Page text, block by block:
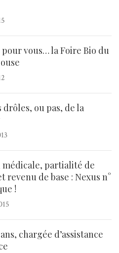
pour vous… la Foire Bio du
ou pas, de la
partialité de
revenu de base : Nexus n°
!
chargée d’assistance